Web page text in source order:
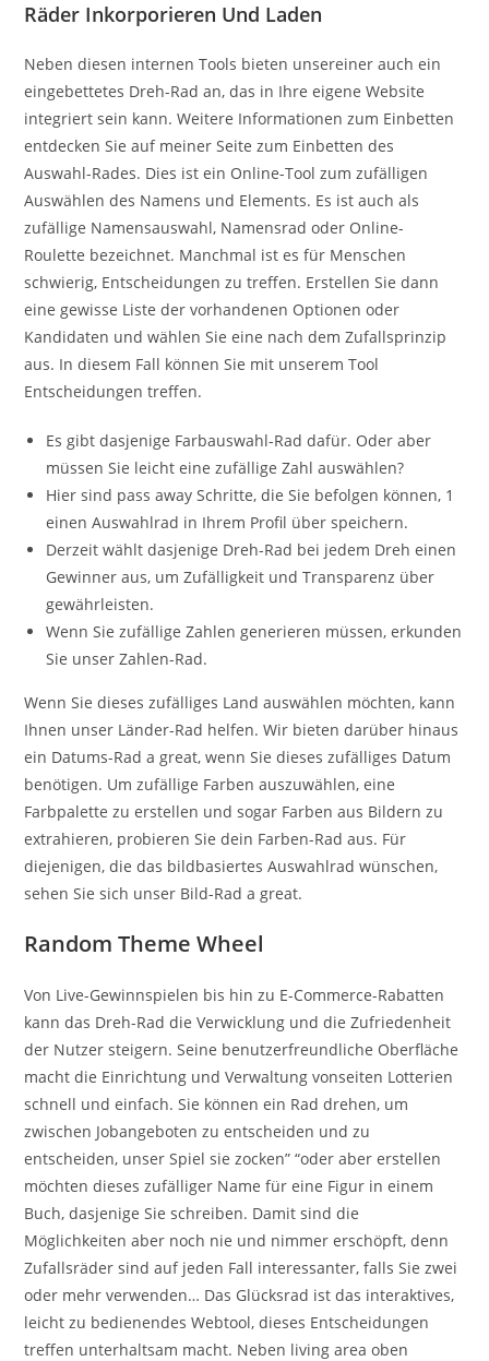
Räder Inkorporieren Und Laden
Neben diesen internen Tools bieten unsereiner auch ein
eingebettetes Dreh-Rad an, das in Ihre eigene Website
integriert sein kann. Weitere Informationen zum Einbetten
entdecken Sie auf meiner Seite zum Einbetten des
Auswahl-Rades. Dies ist ein Online-Tool zum zufälligen
Auswählen des Namens und Elements. Es ist auch als
zufällige Namensauswahl, Namensrad oder Online-
Roulette bezeichnet. Manchmal ist es für Menschen
schwierig, Entscheidungen zu treffen. Erstellen Sie dann
eine gewisse Liste der vorhandenen Optionen oder
Kandidaten und wählen Sie eine nach dem Zufallsprinzip
aus. In diesem Fall können Sie mit unserem Tool
Entscheidungen treffen.
Es gibt dasjenige Farbauswahl-Rad dafür. Oder aber
müssen Sie leicht eine zufällige Zahl auswählen?
Hier sind pass away Schritte, die Sie befolgen können, 1
einen Auswahlrad in Ihrem Profil über speichern.
Derzeit wählt dasjenige Dreh-Rad bei jedem Dreh einen
Gewinner aus, um Zufälligkeit und Transparenz über
gewährleisten.
Wenn Sie zufällige Zahlen generieren müssen, erkunden
Sie unser Zahlen-Rad.
Wenn Sie dieses zufälliges Land auswählen möchten, kann
Ihnen unser Länder-Rad helfen. Wir bieten darüber hinaus
ein Datums-Rad a great, wenn Sie dieses zufälliges Datum
benötigen. Um zufällige Farben auszuwählen, eine
Farbpalette zu erstellen und sogar Farben aus Bildern zu
extrahieren, probieren Sie dein Farben-Rad aus. Für
diejenigen, die das bildbasiertes Auswahlrad wünschen,
sehen Sie sich unser Bild-Rad a great.
Random Theme Wheel
Von Live-Gewinnspielen bis hin zu E-Commerce-Rabatten
kann das Dreh-Rad die Verwicklung und die Zufriedenheit
der Nutzer steigern. Seine benutzerfreundliche Oberfläche
macht die Einrichtung und Verwaltung vonseiten Lotterien
schnell und einfach. Sie können ein Rad drehen, um
zwischen Jobangeboten zu entscheiden und zu
entscheiden, unser Spiel sie zocken” “oder aber erstellen
möchten dieses zufälliger Name für eine Figur in einem
Buch, dasjenige Sie schreiben. Damit sind die
Möglichkeiten aber noch nie und nimmer erschöpft, denn
Zufallsräder sind auf jeden Fall interessanter, falls Sie zwei
oder mehr verwenden… Das Glücksrad ist das interaktives,
leicht zu bedienendes Webtool, dieses Entscheidungen
treffen unterhaltsam macht. Neben living area oben